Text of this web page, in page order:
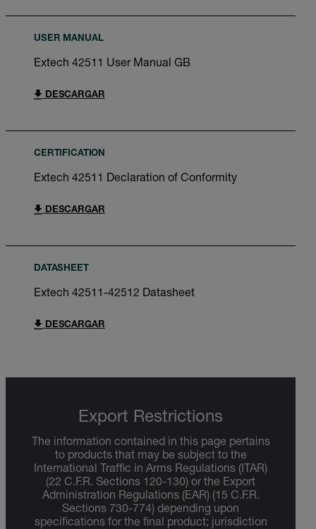
USER MANUAL
Extech 42511 User Manual GB
DESCARGAR
CERTIFICATION
Extech 42511 Declaration of Conformity
DESCARGAR
DATASHEET
Extech 42511-42512 Datasheet
DESCARGAR
Export Restrictions
The information contained in this page pertains
to products that may be subject to the
International Traffic in Arms Regulations (ITAR)
(22 C.F.R. Sections 120-130) or the Export
Administration Regulations (EAR) (15 C.F.R.
Sections 730-774) depending upon
specifications for the final product; jurisdiction